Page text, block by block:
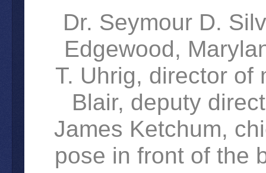
Dr. Seymour D.
Edgewood,
T. Uhrig, director of
Blair, deputy
James Ketchum,
pose in front of the